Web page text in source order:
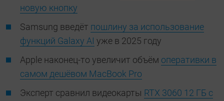
новую кнопку
Samsung введёт пошлину за использование
функций Galaxy AI уже в 2025 году
Apple наконец-то увеличит объём оперативки в
самом дешёвом MacBook Pro
Эксперт сравнил видеокарты RTX 3060 12 ГБ с